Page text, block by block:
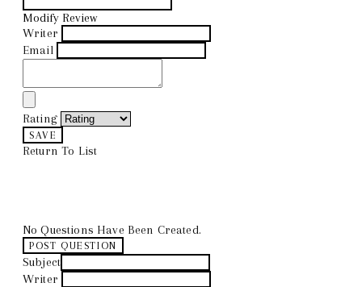
Modify Review
Writer
Email
Rating
SAVE
Return To List
No Questions Have Been Created.
POST QUESTION
Subject
Writer